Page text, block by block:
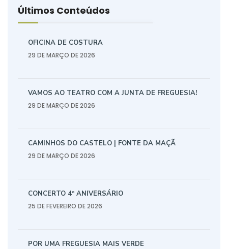
Últimos Conteúdos
OFICINA DE COSTURA
29 DE MARÇO DE 2026
VAMOS AO TEATRO COM A JUNTA DE FREGUESIA!
29 DE MARÇO DE 2026
CAMINHOS DO CASTELO | FONTE DA MAÇÃ
29 DE MARÇO DE 2026
CONCERTO 4º ANIVERSÁRIO
25 DE FEVEREIRO DE 2026
POR UMA FREGUESIA MAIS VERDE